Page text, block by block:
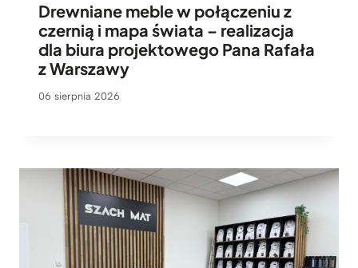
Drewniane meble w połączeniu z
czernią i mapa świata – realizacja
dla biura projektowego Pana Rafała
z Warszawy
06 sierpnia 2026